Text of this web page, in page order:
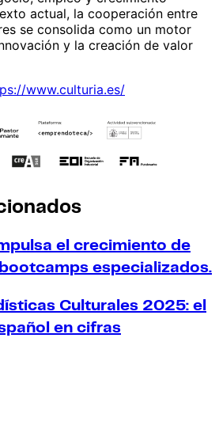
actual, la cooperación entre
se consolida como un motor
y la creación de valor
www.culturia.es/
el crecimiento de
especializados.
Culturales 2025: el
en cifras